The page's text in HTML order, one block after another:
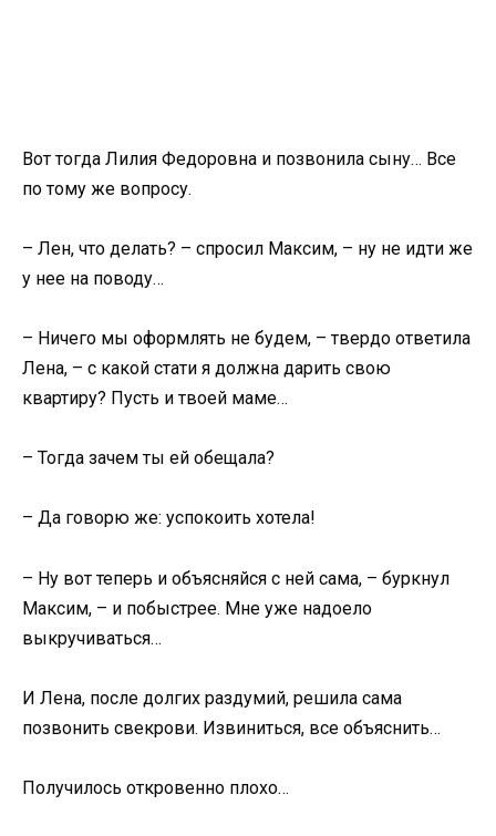
Вот тогда Лилия Федоровна и позвонила сыну… Все
по тому же вопросу.
– Лен, что делать? – спросил Максим, – ну не идти же
у нее на поводу…
– Ничего мы оформлять не будем, – твердо ответила
Лена, – с какой стати я должна дарить свою
квартиру? Пусть и твоей маме…
– Тогда зачем ты ей обещала?
– Да говорю же: успокоить хотела!
– Ну вот теперь и объясняйся с ней сама, – буркнул
Максим, – и побыстрее. Мне уже надоело
выкручиваться…
И Лена, после долгих раздумий, решила сама
позвонить свекрови. Извиниться, все объяснить…
Получилось откровенно плохо…